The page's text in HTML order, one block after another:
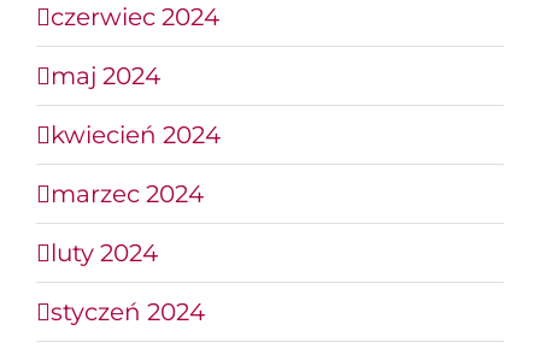
czerwiec 2024
maj 2024
kwiecień 2024
marzec 2024
luty 2024
styczeń 2024